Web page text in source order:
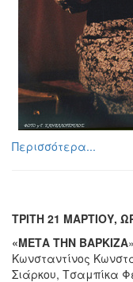
Περισσότερα...
TΡΙΤΗ 21 ΜΑΡΤΙΟΥ,
«ΜΕΤΑ ΤΗΝ ΒΑΡΚΙΖΑ
Κωνσταντίνος
Σιάρκου, Τσαμπίκα